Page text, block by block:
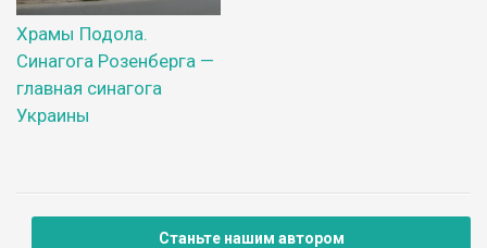
Храмы Подола.
Синагога Розенберга —
главная синагога
Украины
Станьте нашим автором